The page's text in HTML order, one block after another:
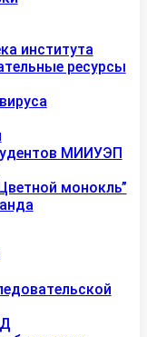
института
ресурсы
МИИУЭП
монокль”